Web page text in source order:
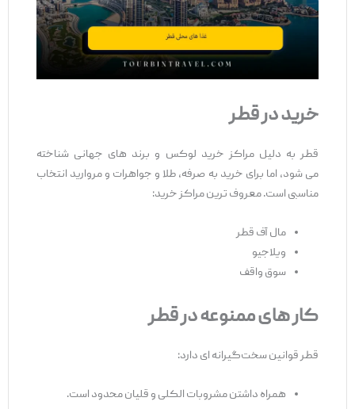
خرید در قطر
قطر به دلیل مراکز خرید لوکس و برند های جهانی شناخته
می ‌شود، اما برای خرید به ‌صرفه، طلا و جواهرات و مروارید انتخاب
مناسبی است. معروف ‌ترین مراکز خرید:
مال آف قطر
ویلاجیو
سوق واقف
کارهای ممنوعه در قطر
قطر قوانین سخت‌گیرانه ‌ای دارد:
همراه داشتن مشروبات الکلی و قلیان محدود است.